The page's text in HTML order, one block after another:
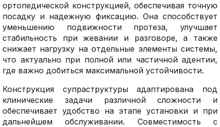
ортопедической конструкцией, обеспечивая точную
посадку и надежную фиксацию. Она способствует
уменьшению подвижности протеза, улучшает
стабильность при жевании и разговоре, а также
снижает нагрузку на отдельные элементы системы,
что актуально при полной или частичной адентии,
где важно добиться максимальной устойчивости.
Конструкция супраструктуры адаптирована под
клинические задачи различной сложности и
обеспечивает удобство на этапе установки и при
дальнейшем обслуживании. Совместимость с